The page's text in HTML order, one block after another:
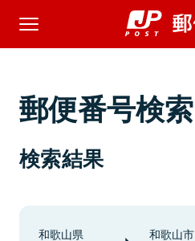
郵便番号検索
検索結果
和歌山県 和歌山市